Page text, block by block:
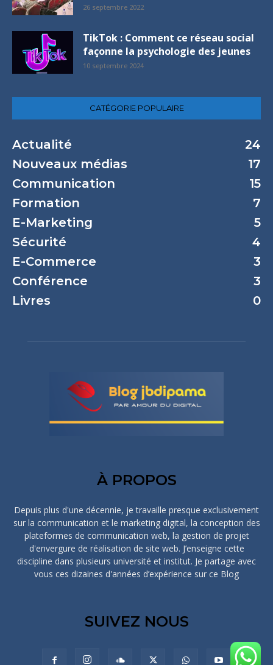
26 septembre 2022
TikTok : Comment ce réseau social
façonne la psychologie des jeunes
10 septembre 2024
CATÉGORIE POPULAIRE
Actualité
24
Nouveaux médias
17
Communication
15
Formation
7
E-Marketing
5
Sécurité
4
E-Commerce
3
Conférence
3
Livres
0
À PROPOS
Depuis plus d'une décennie, je travaille presque exclusivement
sur la communication et le marketing digital, la conception des
plateformes de communication web, la gestion de projet
d'envergure de réalisation de site web. J’enseigne cette
discipline dans plusieurs université et institut. Je partage avec
vous ces dizaines d'années d’expérience sur ce Blog
SUIVEZ NOUS